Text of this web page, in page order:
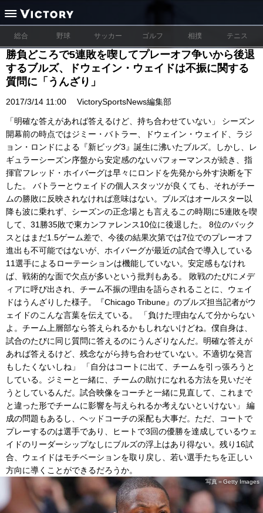
総合 野球 サッカー ゴルフ 相撲 テニス
勝負どころで5連敗を喫してプレーオフ争いから後退
するブルズ、ドウェイン・ウェイドは不振に関する
質問に「うんざり」
2017/3/14 11:00 VictorySportsNews編集部
「明確な答えがあれば答えるけど、持ち合わせていない」 シーズン
開幕前の時点ではジミー・バトラー、ドウェイン・ウェイド、ラジ
ョン・ロンドによる『新ビッグ3』誕生に沸いたブルズ。しかし、レ
ギュラーシーズン序盤から安定感のないパフォーマンスが続き、指
揮官フレッド・ホイバーグは早々にロンドを先発から外す決断を下
した。 バトラーとウェイドの個人スタッツが良くても、それがチー
ムの勝敗に反映されなければ意味はない。ブルズはオールスター以
降も波に乗れず、シーズンの正念場とも言えるこの時期に5連敗を喫
して、31勝35敗で東カンファレンス10位に後退した。 8位のバック
スとはまだ1.5ゲーム差で、今後の結果次第では7位でのプレーオフ
進出も不可能ではないが、ホイバーグが最近の試合で導入している
11選手によるローテーションは機能していない。安定感もなけれ
ば、戦術的な面で欠点が多いという批判もある。 敗戦のたびにメデ
ィアに呼び出され、チーム不振の理由を語らされることに、ウェイ
ドはうんざりした様子。『Chicago Tribune』のブルズ担当記者がウ
ェイドのこんな言葉を伝えている。 「負けた理由なんて分からない
よ。チーム上層部なら答えられるかもしれないけどね。僕自身は、
試合のたびに同じ質問に答えるのにうんざりなんだ。明確な答えが
あれば答えるけど、残念ながら持ち合わせていない。不適切な発言
もしたくないしね」 「自分はコートに出て、チームを引っ張ろうと
している。ジミーと一緒に、チームの助けになれる方法を見いだそ
うとしているんだ。試合映像をコーチと一緒に見直して、これまで
と違った形でチームに影響を与えられるか考えないといけない」 編
成の問題もあるし、ヘッドコーチの采配も大事だ。ただ、コートで
プレーするのは選手であり、ヒートで3回の優勝を達成しているウェ
イドのリーダーシップなしにブルズの浮上はあり得ない。残り16試
合、ウェイドはモチベーションを取り戻し、若い選手たちを正しい
方向に導くことができるだろうか。
写真＝Getty Images